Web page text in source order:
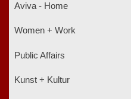
Aviva - Home
Women + Work
Public Affairs
Kunst + Kultur